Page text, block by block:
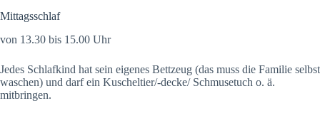
Mittagsschlaf
von 13.30 bis 15.00 Uhr
Jedes Schlafkind hat sein eigenes Bettzeug (das muss die Familie selbst
waschen) und darf ein Kuscheltier/-decke/ Schmusetuch o. ä.
mitbringen.